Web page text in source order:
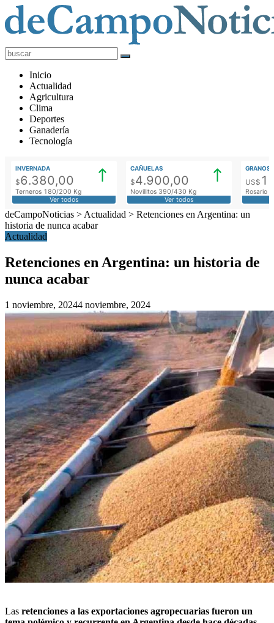
deCampoNoticias
Actualidad
Agropecuaria
Inicio
Actualidad
Agricultura
Clima
Deportes
Ganadería
Tecnología
INVERNADA
$6.380,00
Terneros 180/200 Kg
Ver todos
CAÑUELAS
$4.900,00
Novillitos 390/430 Kg
Ver todos
GRANOS
US$
Rosario
deCampoNoticias > Actualidad > Retenciones en Argentina: un
historia de nunca acabar
Actualidad
Retenciones en Argentina: un historia de
nunca acabar
1 noviembre, 20244 noviembre, 2024
Las retenciones a las exportaciones agropecuarias fueron un